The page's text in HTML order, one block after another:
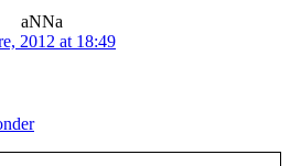
aNNa
2012 at 18:49